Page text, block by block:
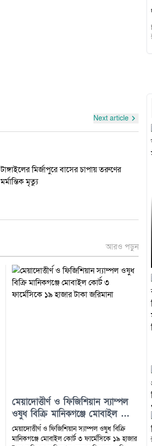
Next article
টাঙ্গাইলের মির্জাপুরে বাসের চাপায় তরুণের
মর্মান্তিক মৃত্যু
আরও পড়ুন
মেয়াদোত্তীর্ণ ও ফিজিশিয়ান স্যাম্পল
ওষুধ বিক্রি মানিকগঞ্জে মোবাইল কোর্ট
৩ ফার্মেসিকে ১৯ হাজার টাকা
জরিমানা
মেয়াদোত্তীর্ণ ও ফিজিশিয়ান স্যাম্পল ওষুধ বিক্রি
মানিকগঞ্জে মোবাইল কোর্ট ৩ ফার্মেসিকে ১৯ হাজার